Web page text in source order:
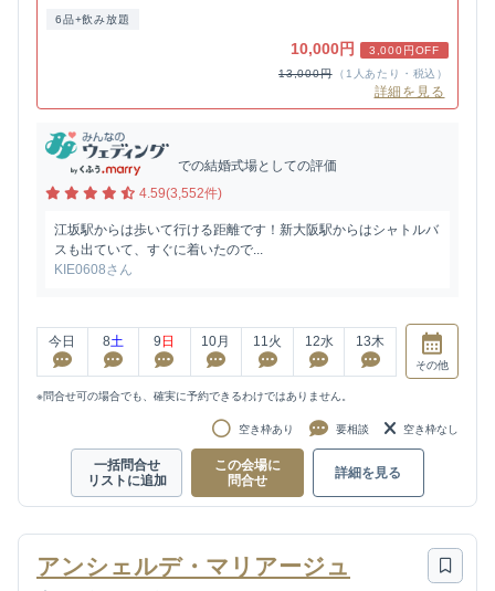
6品+飲み放題
10,000円
3,000円OFF
13,000円
（1人あたり・税込）
詳細を見る
での結婚式場としての評価
4.59(3,552件)
江坂駅からは歩いて行ける距離です！新大阪駅からはシャトルバ
スも出ていて、すぐに着いたので...
KIE0608さん
今日 8土 9 日 10月 11 火 12水 13木
その他
※問合せ可の場合でも、確実に予約できるわけではありません。
空き枠あり 要相談 空き枠なし
一括問合せ
リストに追加
この会場に
問合せ
詳細を見る
アンシェルデ・マリアージュ